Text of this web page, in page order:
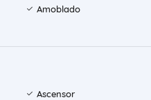
Amoblado
Ascensor